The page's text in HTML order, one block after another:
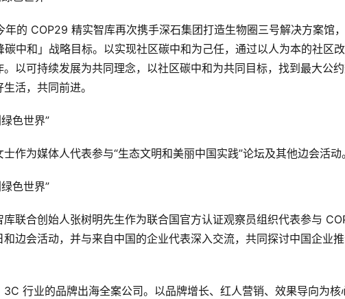
的 COP29 精实智库再次携手深石集团打造⽣物圈三号解决方案馆
中和」战略⽬标。以实现社区碳中和为⼰任，通过以⼈为本的社区
以可持续发展为共同理念，以社区碳中和为共同⽬标，找到最⼤公
活，共同前进。
作为媒体人代表参与“生态文明和美丽中国实践”论坛及其他边会活动。
联合创始人张树明先生作为联合国官方认证观察员组织代表参与
边会活动，并与来自中国的企业代表深入交流，共同探讨中国企业
行业的品牌出海全案公司。以品牌增长、红人营销、效果导向为核